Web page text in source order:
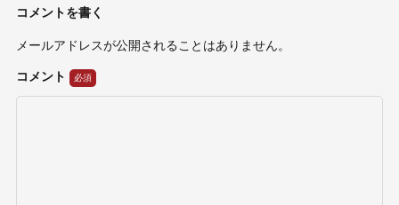
コメントを書く
メールアドレスが公開されることはありません。
コメント